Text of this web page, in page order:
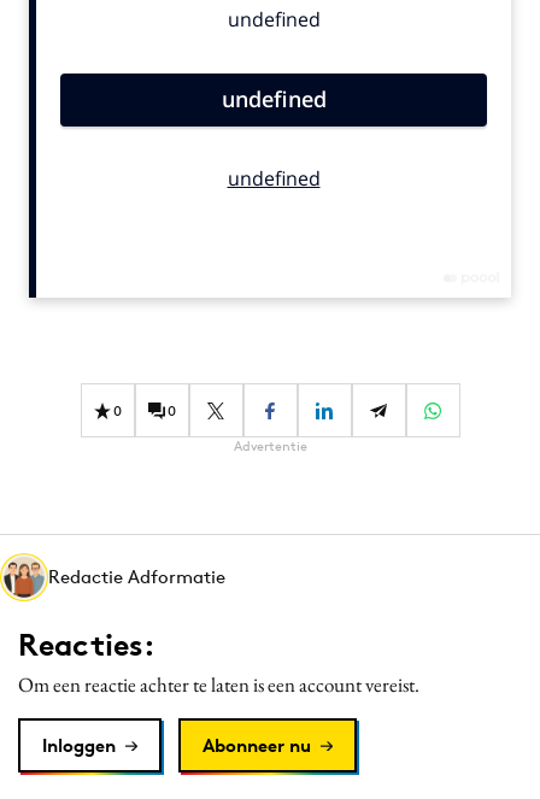
Contentmarketing
Effectiviteit
Gedragsverandering
Martech
Media
Merkstrategie
PR
Programmatic
Reputatie & crisis
0 0
Advertentie
Redactie Adformatie
Reacties:
Om een reactie achter te laten is een account vereist.
Inloggen Abonneer nu